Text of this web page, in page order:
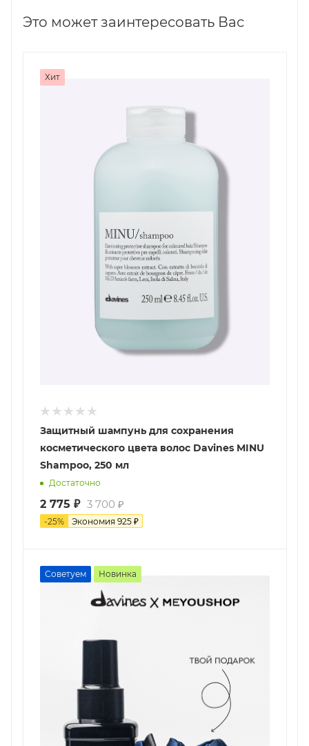
Это может заинтересовать Вас
Хит
Защитный шампунь для сохранения
косметического цвета волос Davines MINU
Shampoo, 250 мл
Достаточно
2 775 ₽ 3 700 ₽
-25% Экономия 925 ₽
Советуем Новинка